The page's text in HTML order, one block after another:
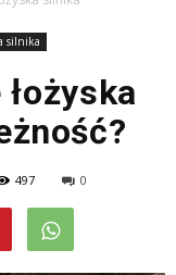
silnika
497 0